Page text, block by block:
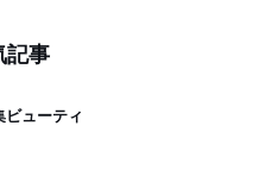
記事
ビューティ